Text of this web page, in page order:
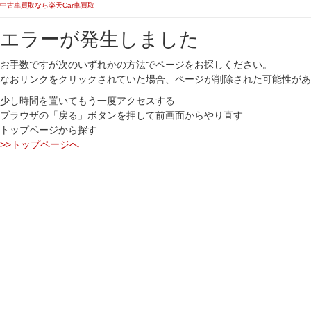
中古車買取なら楽天Car車買取
エラーが発生しました
お手数ですが次のいずれかの方法でページをお探しください。
なおリンクをクリックされていた場合、ページが削除された可能性が
少し時間を置いてもう一度アクセスする
ブラウザの「戻る」ボタンを押して前画面からやり直す
トップページから探す
>>トップページへ